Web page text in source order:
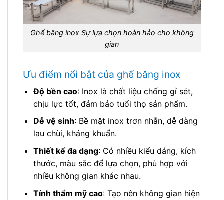
Ghế băng inox Sự lựa chọn hoàn hảo cho không
gian
Ưu điểm nổi bật của ghế băng inox
Độ bền cao: Inox là chất liệu chống gỉ sét,
chịu lực tốt, đảm bảo tuổi thọ sản phẩm.
Dễ vệ sinh: Bề mặt inox trơn nhẵn, dễ dàng
lau chùi, kháng khuẩn.
Thiết kế đa dạng: Có nhiều kiểu dáng, kích
thước, màu sắc để lựa chọn, phù hợp với
nhiều không gian khác nhau.
Tính thẩm mỹ cao: Tạo nên không gian hiện